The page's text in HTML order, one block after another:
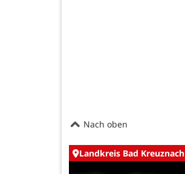
Nach oben
Landkreis Bad Kreuznach